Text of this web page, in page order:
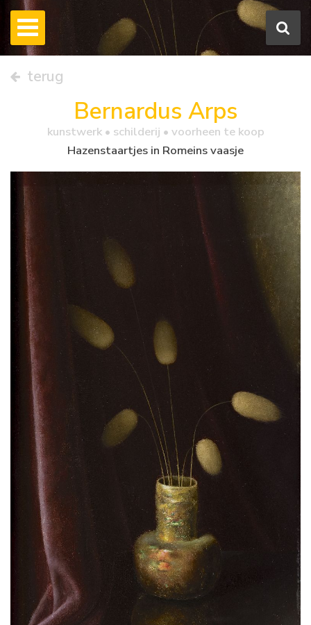
terug
Bernardus Arps
kunstwerk • schilderij • voorheen te koop
Hazenstaartjes in Romeins vaasje